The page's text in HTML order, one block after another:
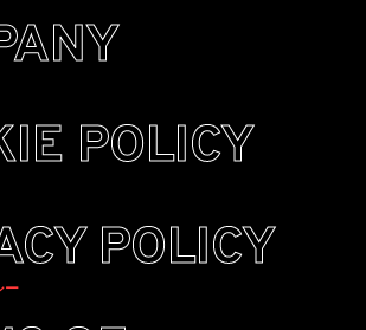
POLICY
POLICY
ー